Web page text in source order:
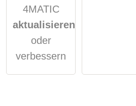
4MATIC
aktualisieren
oder
verbessern